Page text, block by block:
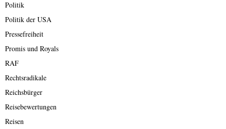
Politik
Politik der USA
Pressefreiheit
Promis und Royals
RAF
Rechtsradikale
Reichsbürger
Reisebewertungen
Reisen